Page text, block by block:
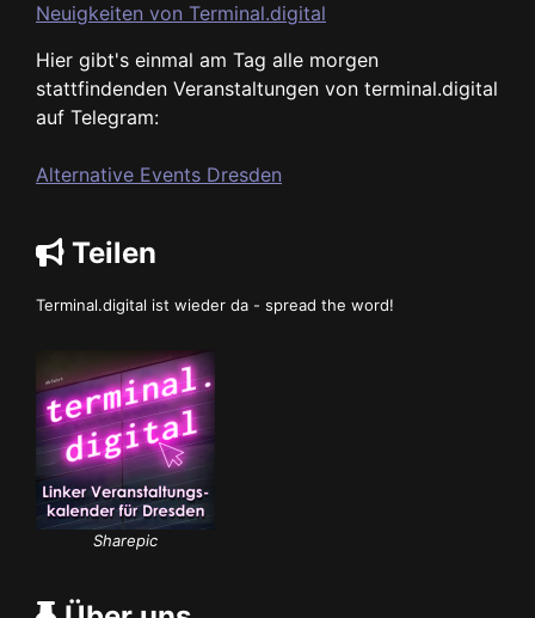
Neuigkeiten von Terminal.digital
Hier gibt's einmal am Tag alle morgen
stattfindenden Veranstaltungen von terminal.digital
auf Telegram:
Alternative Events Dresden
Teilen
Terminal.digital ist wieder da - spread the word!
Sharepic